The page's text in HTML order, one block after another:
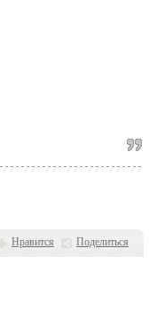
Нравится Поделиться